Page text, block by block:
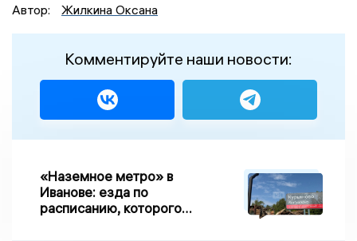
Автор: Жилкина Оксана
Комментируйте наши новости:
«Наземное метро» в
Иванове: езда по
расписанию, которого